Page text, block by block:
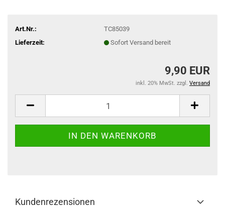
Art.Nr.:
TC85039
Lieferzeit:
Sofort Versand bereit
9,90 EUR
inkl. 20% MwSt. zzgl. Versand
Kundenrezensionen